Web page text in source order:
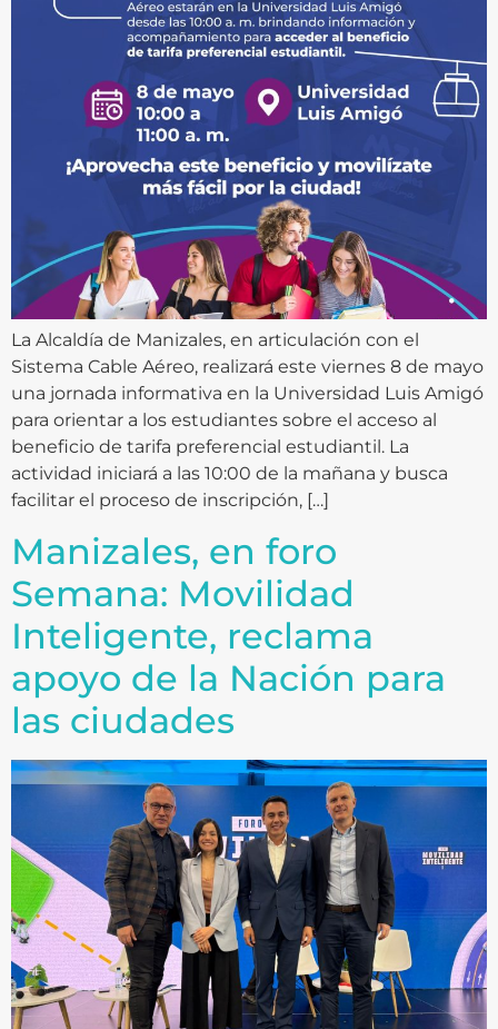
La Alcaldía de Manizales, en articulación con el
Sistema Cable Aéreo, realizará este viernes 8 de mayo
una jornada informativa en la Universidad Luis Amigó
para orientar a los estudiantes sobre el acceso al
beneficio de tarifa preferencial estudiantil. La
actividad iniciará a las 10:00 de la mañana y busca
facilitar el proceso de inscripción, […]
Manizales, en foro
Semana: Movilidad
Inteligente, reclama
apoyo de la Nación para
las ciudades